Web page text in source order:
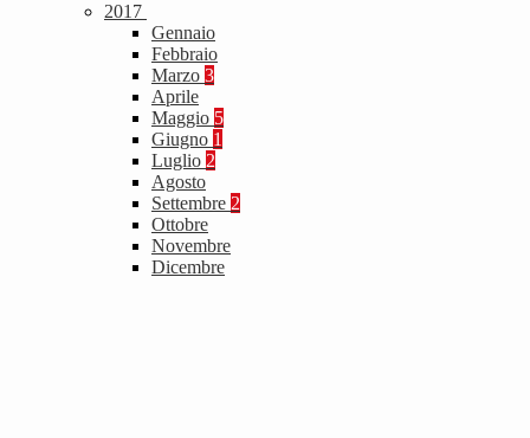
2017
Gennaio
Febbraio
Marzo 3
Aprile
Maggio 5
Giugno 1
Luglio 2
Agosto
Settembre 2
Ottobre
Novembre
Dicembre